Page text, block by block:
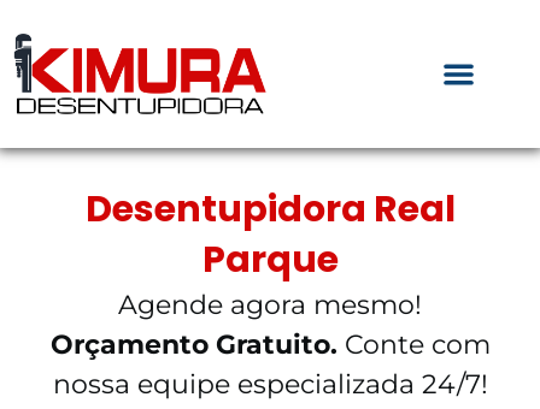
Desentupidora Real
Parque
Agende agora mesmo!
Orçamento Gratuito. Conte com
nossa equipe especializada 24/7!